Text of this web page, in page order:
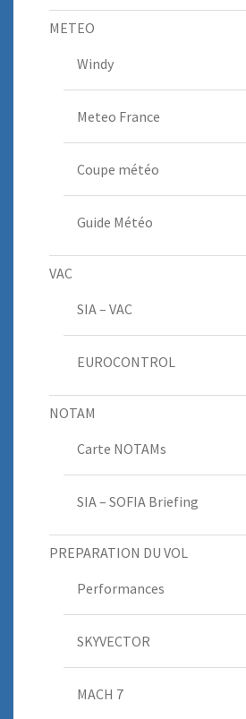
METEO
Windy
Meteo France
Coupe météo
Guide Météo
VAC
SIA – VAC
EUROCONTROL
NOTAM
Carte NOTAMs
SIA – SOFIA Briefing
PREPARATION DU VOL
Performances
SKYVECTOR
MACH 7